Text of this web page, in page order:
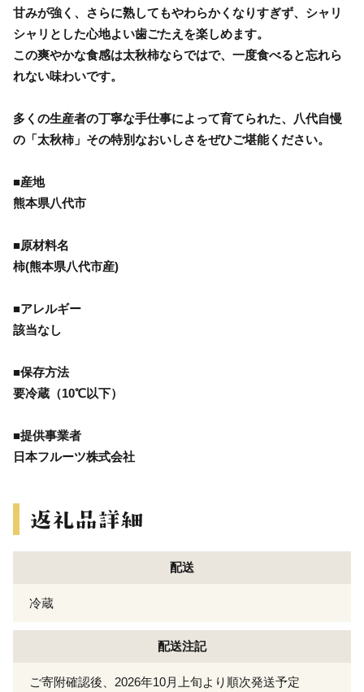
甘みが強く、さらに熟してもやわらかくなりすぎず、シャリ
シャリとした心地よい歯ごたえを楽しめます。
この爽やかな食感は太秋柿ならではで、一度食べると忘れら
れない味わいです。
多くの生産者の丁寧な手仕事によって育てられた、八代自慢
の「太秋柿」その特別なおいしさをぜひご堪能ください。
■産地
熊本県八代市
■原材料名
柿(熊本県八代市産)
■アレルギー
該当なし
■保存方法
要冷蔵（10℃以下）
■提供事業者
日本フルーツ株式会社
配送
冷蔵
配送注記
ご寄附確認後、2026年10月上旬より順次発送予定